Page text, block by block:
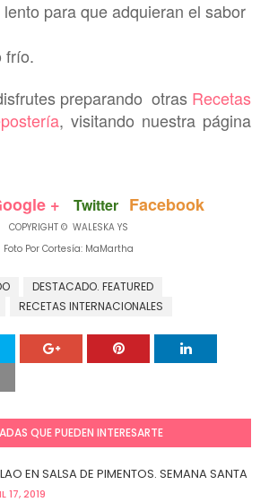
para que adquieran el sabor
frío.
preparando otras Recetas
postería, visitando nuestra página
+ Twitter Facebook
COPYRIGHT © WALESKA YS
Foto Por Cortesía: MaMartha
DESTACADO. FEATURED
RECETAS INTERNACIONALES
QUE PUEDEN INTERESARTE
EN SALSA DE PIMENTOS. SEMANA SANTA
17, 2019